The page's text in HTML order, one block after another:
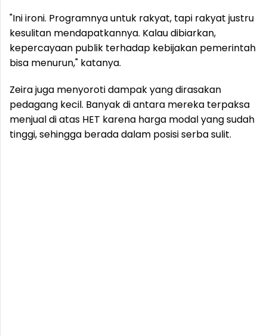
"Ini ironi. Programnya untuk rakyat, tapi rakyat justru
kesulitan mendapatkannya. Kalau dibiarkan,
kepercayaan publik terhadap kebijakan pemerintah
bisa menurun," katanya.
Zeira juga menyoroti dampak yang dirasakan
pedagang kecil. Banyak di antara mereka terpaksa
menjual di atas HET karena harga modal yang sudah
tinggi, sehingga berada dalam posisi serba sulit.